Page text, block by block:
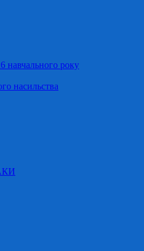
навчального року
насильства